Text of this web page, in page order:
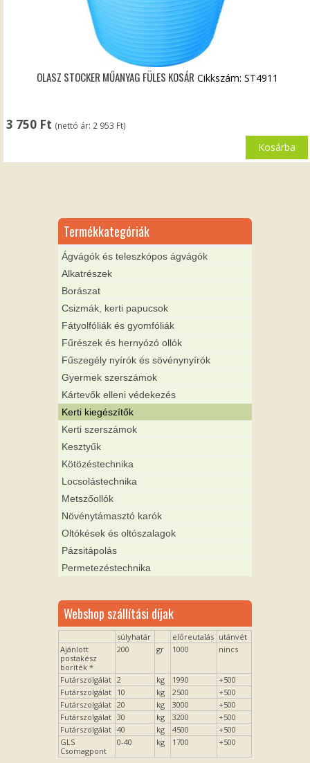
OLASZ STOCKER MŰANYAG FÜLES KOSÁR
3 750 Ft (nettó ár: 2 953 Ft)
Cikkszám: ST4911
Kosárba
Termékkategóriák
Ágvágók és teleszkópos ágvágók
Alkatrészek
Borászat
Csizmák, kerti papucsok
Fátyolfóliák és gyomfóliák
Fűrészek és hernyózó ollók
Fűszegély nyírók és sövénynyírók
Gyermek szerszámok
Kártevők elleni védekezés
Kerti kiegészítők
Kerti szerszámok
Kesztyűk
Kötözéstechnika
Locsolástechnika
Metszőollók
Növénytámasztó karók
Oltókések és oltószalagok
Pázsitápolás
Permetezéstechnika
Webshop szállítási díjak
súlyhatár előreutalás utánvét
Ajánlott
postakész
boríték *
200 gr 1000 nincs
Futárszolgálat 2 kg 1990
+500
Futárszolgálat 10 kg 2500
+500
Futárszolgálat 20 kg 3000
+500
Futárszolgálat 30 kg 3200
+500
Futárszolgálat 40 kg 4500
+500
GLS
Csomagpont
0-40 kg 1700 +500